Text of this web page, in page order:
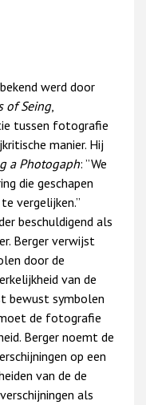
werd door
of Seing,
tussen fotografie
manier. Hij
a Photogaph: ”We
die geschapen
vergelijken.”
beschuldigend als
Berger verwijst
door de
van de
bewust symbolen
de fotografie
Berger noemt de
op een
van de de
als